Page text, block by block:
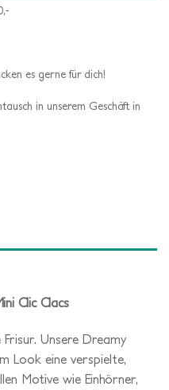
es gerne für dich!
in unserem Geschäft in
Clic Clacs
Unsere Dreamy
Look eine verspielte,
Motive wie Einhörner,